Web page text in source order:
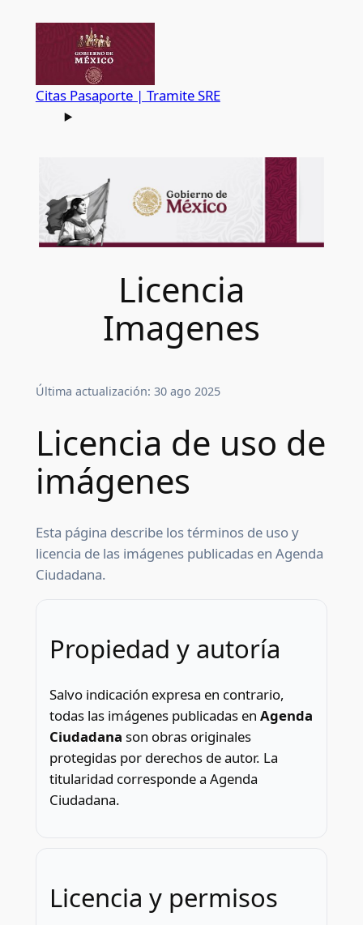
Citas Pasaporte | Tramite SRE
Licencia
Imagenes
Última actualización: 30 ago 2025
Licencia de uso de
imágenes
Esta página describe los términos de uso y
licencia de las imágenes publicadas en Agenda
Ciudadana.
Propiedad y autoría
Salvo indicación expresa en contrario,
todas las imágenes publicadas en Agenda
Ciudadana son obras originales
protegidas por derechos de autor. La
titularidad corresponde a Agenda
Ciudadana.
Licencia y permisos